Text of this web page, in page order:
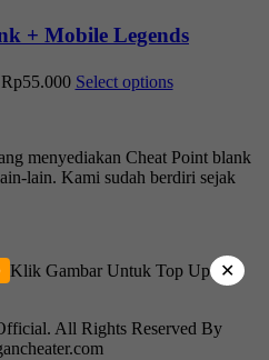
Klik Gambar Untuk Top Up ✕
+ Mobile Legends
Rp55.000 Select options
menyediakan Cheat Point blank
lain. Kami sudah berdiri sejak
All Rights Reserved By